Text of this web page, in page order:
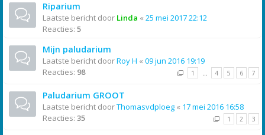
Riparium
Laatste bericht door Linda « 25 mei 2017 22:12
Reacties: 5
Mijn paludarium
Laatste bericht doorRoy H « 09 jun 2016 19:19
Reacties: 98 1 … 4 5 6 7
Paludarium GROOT
Laatste bericht doorThomasvdploeg « 17 mei 2016 16:58
Reacties: 35 1 2 3